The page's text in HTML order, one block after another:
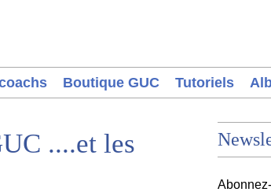
Boutique GUC Tutoriels
....et les